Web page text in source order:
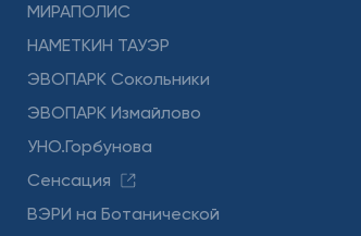
МИРАПОЛИС
НАМЕТКИН ТАУЭР
ЭВОПАРК Сокольники
ЭВОПАРК Измайлово
УНО.Горбунова
Сенсация
ВЭРИ на Ботанической